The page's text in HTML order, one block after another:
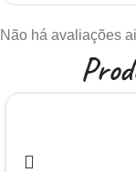
Não há avaliações